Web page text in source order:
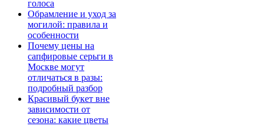
голоса
Обрамление и уход за
могилой: правила и
особенности
Почему цены на
сапфировые серьги в
Москве могут
отличаться в разы:
подробный разбор
Красивый букет вне
зависимости от
сезона: какие цветы